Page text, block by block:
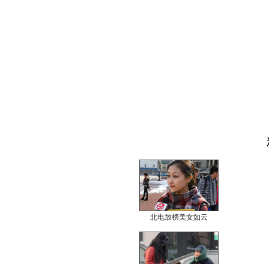
北电放榜美女如云